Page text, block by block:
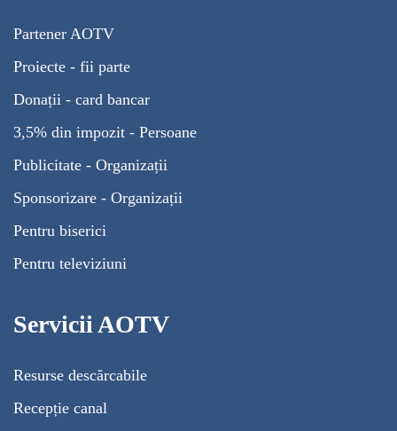
Partener AOTV
Proiecte - fii parte
Donații - card bancar
3,5% din impozit - Persoane
Publicitate - Organizații
Sponsorizare - Organizații
Pentru biserici
Pentru televiziuni
Servicii AOTV
Resurse descărcabile
Recepție canal